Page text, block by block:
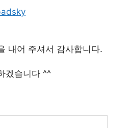
내어 주셔서 감사합니다.
겠습니다 ^^